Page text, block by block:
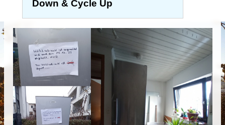
Down & Cycle Up